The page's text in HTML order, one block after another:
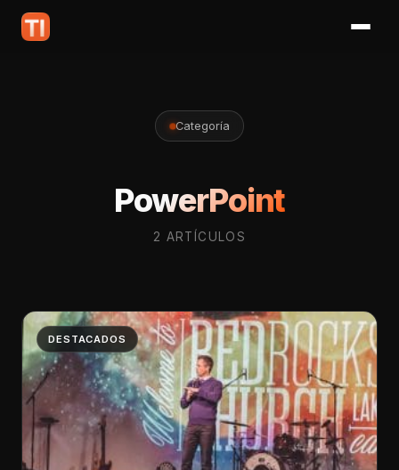
Categoría
PowerPoint
2 ARTÍCULOS
DESTACADOS